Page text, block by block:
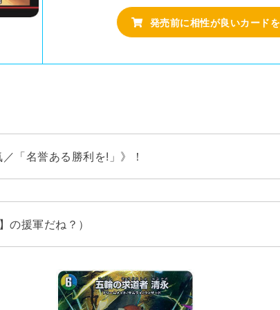
発売前に相性が良いカード
「名誉ある勝利を!」》！
の援軍だね？）